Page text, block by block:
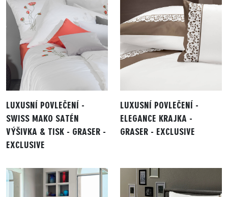
LUXUSNÍ POVLEČENÍ -
SWISS MAKO SATÉN
VÝŠIVKA & TISK - GRASER -
EXCLUSIVE
LUXUSNÍ POVLEČENÍ -
ELEGANCE KRAJKA -
GRASER - EXCLUSIVE